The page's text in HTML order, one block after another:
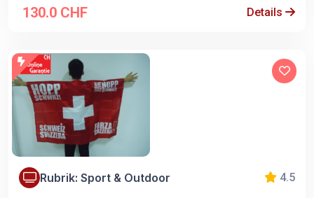
130.0 CHF Details
Rubrik: Sport & Outdoor 4.5